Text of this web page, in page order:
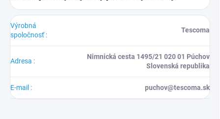
Výrobná
spoločnosť :
Tescoma
Adresa :
Nimnická cesta 1495/21 020 01 Púchov
Slovenská republika
E-mail : puchov@tescoma.sk